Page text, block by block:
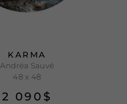
KARMA
Andréa Sauvé
48 x 48
2 090 $